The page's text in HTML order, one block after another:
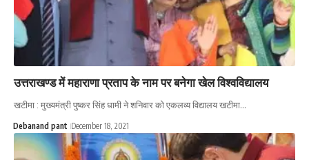
उत्तराखण्ड में महाराणा प्रताप के नाम पर बनेगा खेल विश्वविद्यालय
खटीमा : मुख्यमंत्री पुष्कर सिंह धामी ने शनिवार को एकलव्य विद्यालय खटीमा…
Debanand pant December 18, 2021